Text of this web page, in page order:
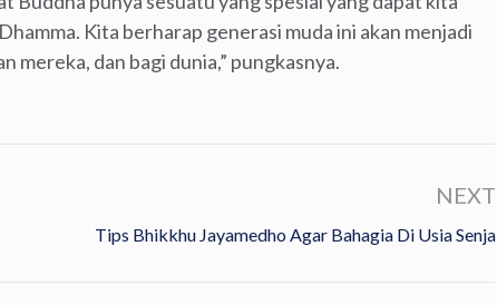
Kita berharap generasi muda ini akan menjadi
mereka, dan bagi dunia,” pungkasnya.
NEXT
Tips Bhikkhu Jayamedho Agar Bahagia Di Usia Senja